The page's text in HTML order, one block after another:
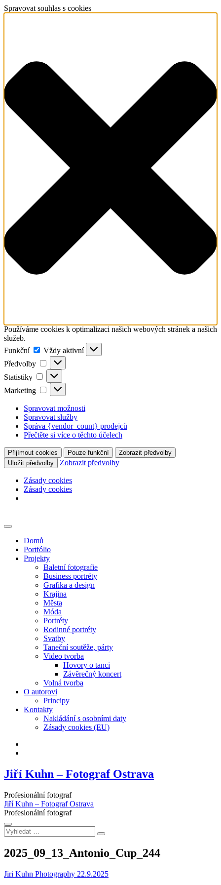
Spravovat souhlas s cookies
Používáme cookies k optimalizaci našich webových stránek a našich
služeb.
Funkční
Funkční
Vždy aktivní
Předvolby
Předvolby
Statistiky Statistiky
Marketing Marketing
Spravovat možnosti
Spravovat služby
Správa {vendor_count} prodejců
Přečtěte si více o těchto účelech
Přijímout cookies Pouze funkční
Zobrazit předvolby
Uložit předvolby
Zobrazit předvolby
Zásady cookies
Zásady cookies
to
Domů
Portfólio
Projekty
Baletní fotografie
Business portréty
Grafika a design
Krajina
Města
Móda
Portréty
Rodinné portréty
Svatby
Taneční soutěže, párty
Video tvorba
Hovory o tanci
Závěrečný koncert
Volná tvorba
O autorovi
Principy
Kontakty
Nakládání s osobními daty
Zásady cookies (EU)
Jiří Kuhn – Fotograf Ostrava
Profesionální fotograf
Jiří Kuhn – Fotograf Ostrava
Profesionální fotograf
Vyhledat
…
2025_09_13_Antonio_Cup_244
Jiri Kuhn Photography 22.9.2025